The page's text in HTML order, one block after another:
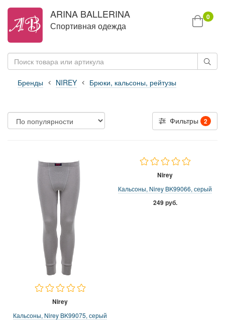
ARINA BALLERINA
Спортивная одежда
0
Бренды NIREY Брюки, кальсоны, рейтузы
Фильтры 2
Nirey
Кальсоны, Nirey BK99075, серый
Nirey
Кальсоны, Nirey BK99066, серый
249 руб.